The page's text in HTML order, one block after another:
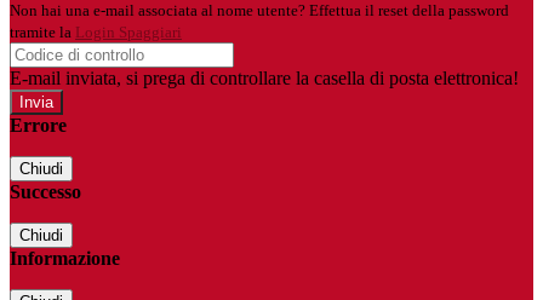
Non hai una e-mail associata al nome utente? Effettua il reset della password
tramite la Login Spaggiari
E-mail inviata, si prega di controllare la casella di posta elettronica!
Errore
Chiudi
Successo
Chiudi
Informazione